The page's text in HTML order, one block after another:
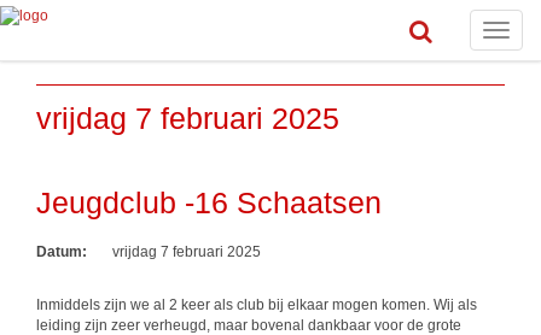
Toggle
vrijdag 7 februari 2025
Jeugdclub -16 Schaatsen
Datum: vrijdag 7 februari 2025
Inmiddels zijn we al 2 keer als club bij elkaar mogen komen. Wij als
leiding zijn zeer verheugd, maar bovenal dankbaar voor de grote